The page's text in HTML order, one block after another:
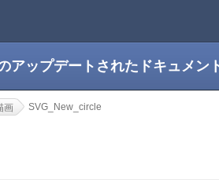
アップデートされたドキュメ
画 SVG_New_circle